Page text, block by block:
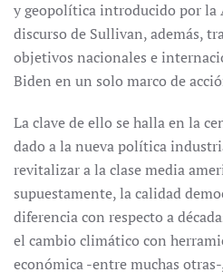
y geopolítica introducido por la
discurso de Sullivan, además,
objetivos nacionales e
Biden en un solo marco de
La clave de ello se halla en la
dado a la nueva política
revitalizar a la clase media
supuestamente, la calidad
diferencia con respecto a
el cambio climático con
económica -entre muchas